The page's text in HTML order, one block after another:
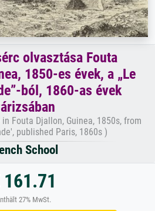
olvasztása Fouta
1850-es évek, a „Le
ból, 1860-as évek
Fouta Djallon, Guinea, 1850s, from
published Paris, 1860s )
School
161.71
27% MwSt.